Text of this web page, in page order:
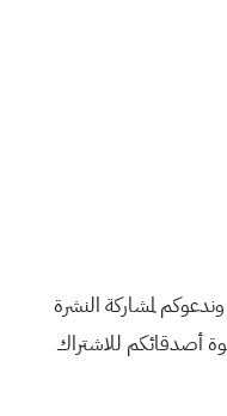
لمشاركة النشرة
أصدقائكم للاشتراك